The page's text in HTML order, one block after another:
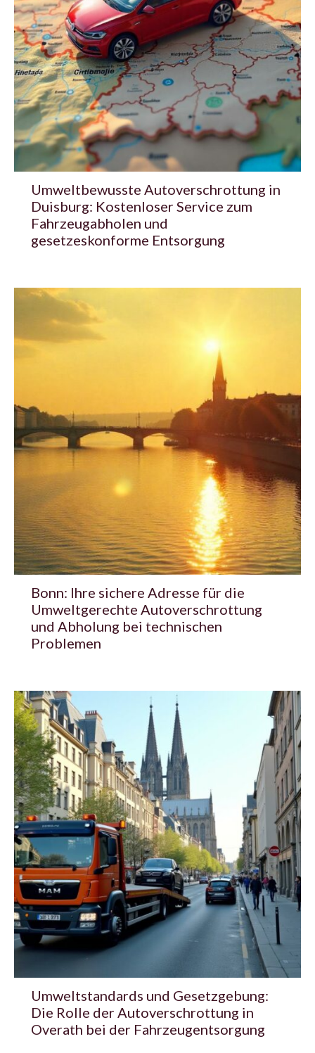
Umweltbewusste Autoverschrottung in
Duisburg: Kostenloser Service zum
Fahrzeugabholen und
gesetzeskonforme Entsorgung
Bonn: Ihre sichere Adresse für die
Umweltgerechte Autoverschrottung
und Abholung bei technischen
Problemen
Umweltstandards und Gesetzgebung:
Die Rolle der Autoverschrottung in
Overath bei der Fahrzeugentsorgung